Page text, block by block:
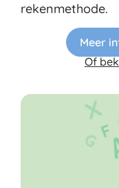
rekenmethode.
Meer
Of